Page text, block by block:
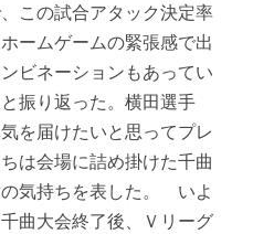
この試合アタック決定率
ームゲームの緊張感で出
ビネーションもあってい
振り返った。横田選手
を届けたいと思ってプレ
は会場に詰め掛けた千曲
気持ちを表した。 いよ
曲大会終了後、Ｖリーグ